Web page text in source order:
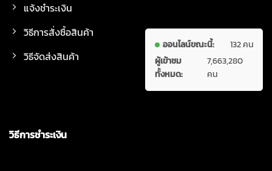
แจ้งชำระเงิน
วิธีการสั่งซื้อสินค้า
วิธีจัดส่งสินค้า
ออนไลน์ขณะนี้:
132 คน
ผู้เข้าชม
ทั้งหมด:
7,663,280
คน
วิธีการชำระเงิน